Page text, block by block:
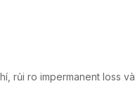
rủi ro impermanent loss và